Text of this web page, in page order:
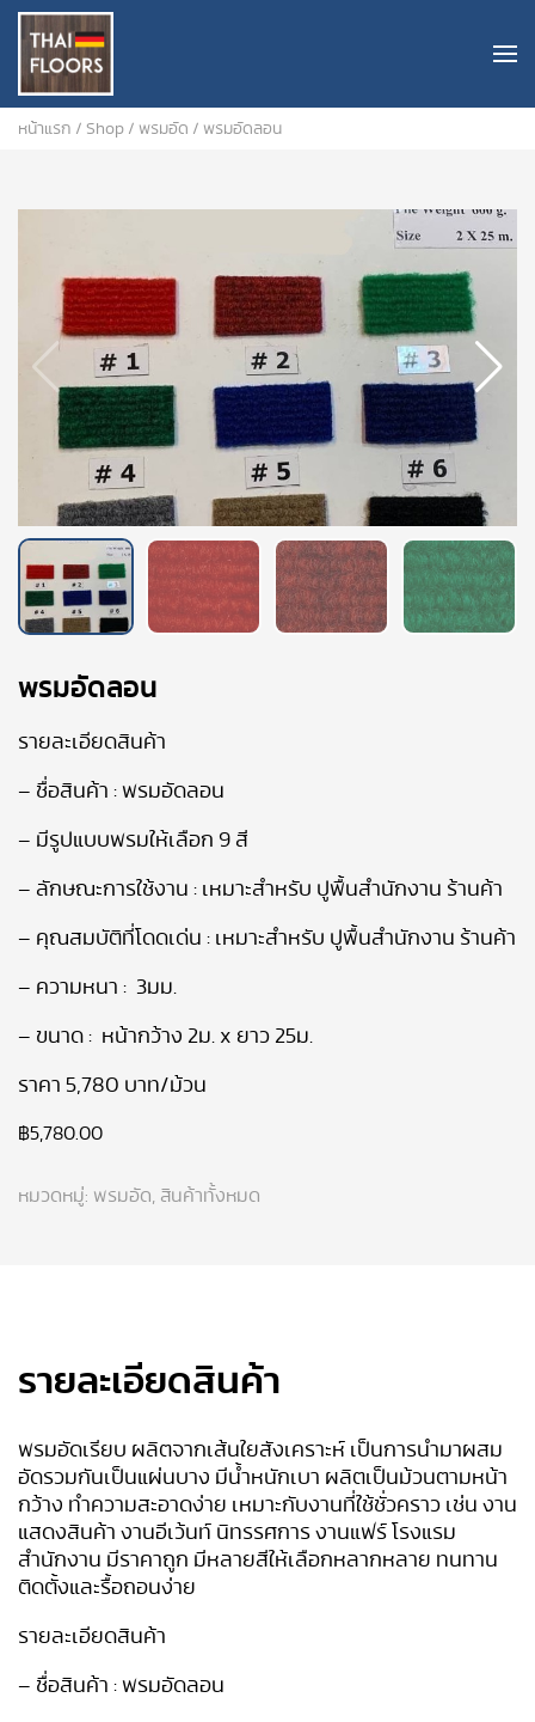
หน้าแรก / Shop / พรมอัด / พรมอัดลอน
พรมอัดลอน
รายละเอียดสินค้า
– ชื่อสินค้า : พรมอัดลอน
– มีรูปแบบพรมให้เลือก 9 สี
– ลักษณะการใช้งาน : เหมาะสำหรับ ปูพื้นสำนักงาน ร้านค้า
– คุณสมบัติที่โดดเด่น : เหมาะสำหรับ ปูพื้นสำนักงาน ร้านค้า
– ความหนา : 3มม.
– ขนาด : หน้ากว้าง 2ม. x ยาว 25ม.
ราคา 5,780 บาท/ม้วน
฿5,780.00
หมวดหมู่: พรมอัด สินค้าทั้งหมด
รายละเอียดสินค้า
พรมอัดเรียบ ผลิตจากเส้นใยสังเคราะห์ เป็นการนำมาผสม
อัดรวมกันเป็นแผ่นบาง มีน้ำหนักเบา ผลิตเป็นม้วนตามหน้า
กว้าง ทำความสะอาดง่าย เหมาะกับงานที่ใช้ชั่วคราว เช่น งาน
แสดงสินค้า งานอีเว้นท์ นิทรรศการ งานแฟร์ โรงแรม
สำนักงาน มีราคาถูก มีหลายสีให้เลือกหลากหลาย ทนทาน
ติดตั้งและรื้อถอนง่าย
รายละเอียดสินค้า
– ชื่อสินค้า : พรมอัดลอน